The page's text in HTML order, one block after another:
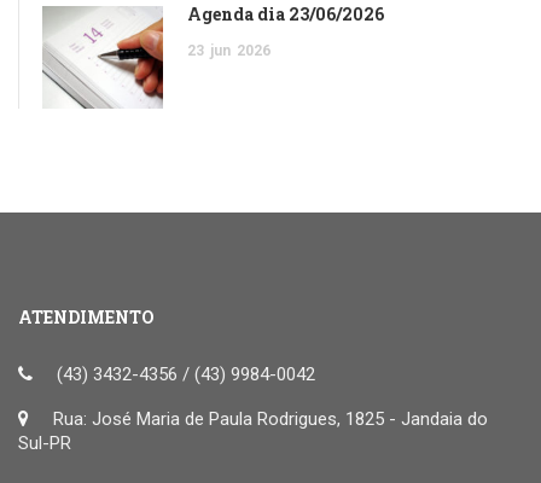
Agenda dia 23/06/2026
23 jun 2026
ATENDIMENTO
(43) 3432-4356 / (43) 9984-0042
Rua: José Maria de Paula Rodrigues, 1825 - Jandaia do
Sul-PR